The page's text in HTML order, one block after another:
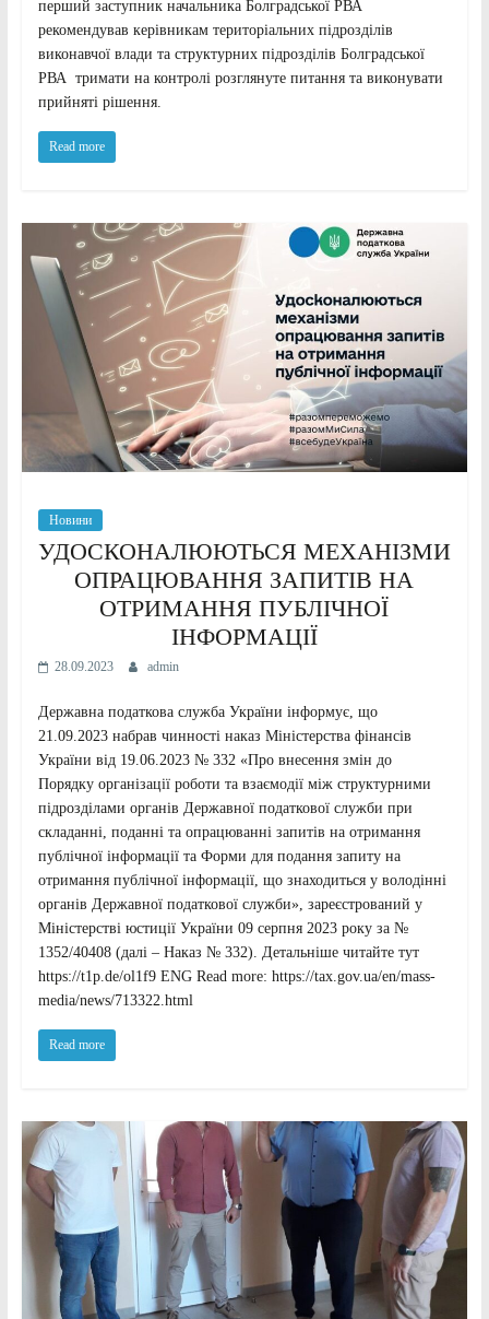
перший заступник начальника Болградської РВА
рекомендував керівникам територіальних підрозділів
виконавчої влади та структурних підрозділів Болградської
РВА тримати на контролі розглянуте питання та виконувати
прийняті рішення.
Read more
Новини
УДОСКОНАЛЮЮТЬСЯ МЕХАНІЗМИ
ОПРАЦЮВАННЯ ЗАПИТІВ НА
ОТРИМАННЯ ПУБЛІЧНОЇ
ІНФОРМАЦІЇ
28.09.2023 admin
Державна податкова служба України інформує, що
21.09.2023 набрав чинності наказ Міністерства фінансів
України від 19.06.2023 № 332 «Про внесення змін до
Порядку організації роботи та взаємодії між структурними
підрозділами органів Державної податкової служби при
складанні, поданні та опрацюванні запитів на отримання
публічної інформації та Форми для подання запиту на
отримання публічної інформації, що знаходиться у володінні
органів Державної податкової служби», зареєстрований у
Міністерстві юстиції України 09 серпня 2023 року за №
1352/40408 (далі – Наказ № 332). Детальніше читайте тут
https://t1p.de/ol1f9 ENG Read more: https://tax.gov.ua/en/mass-
media/news/713322.html
Read more